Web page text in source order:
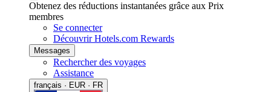
Obtenez des réductions instantanées grâce aux Prix
membres
Se connecter
Découvrir Hotels.com Rewards
Messages
Rechercher des voyages
Assistance
français · EUR · FR